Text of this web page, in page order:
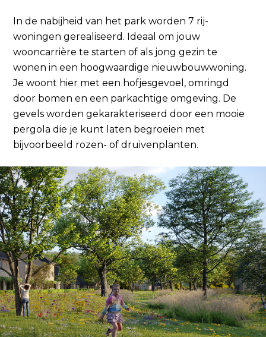
In de nabijheid van het park worden 7 rij­
woningen gerealiseerd. Ideaal om jouw
wooncarrière te starten of als jong gezin te
wonen in een ­hoogwaardige nieuwbouwwoning.
Je woont hier met een hofjesgevoel, omringd
door bomen en een parkachtige omgeving. De
gevels worden gekarakteriseerd door een mooie
pergola die je kunt laten begroeien met
bijvoorbeeld rozen- of druivenplanten.